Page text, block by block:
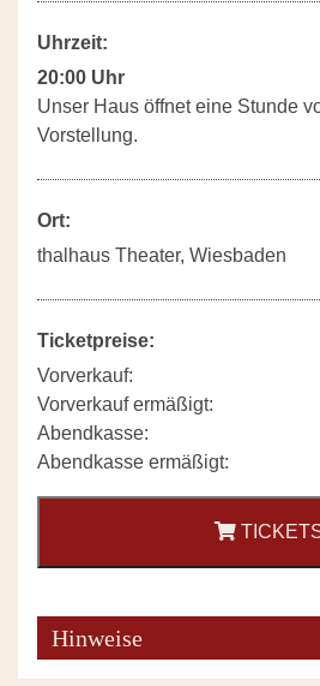
Uhrzeit:
20:00 Uhr
Unser Haus öffnet eine Stunde
Vorstellung.
Ort:
thalhaus Theater, Wiesbaden
Ticketpreise:
Vorverkauf:
Vorverkauf ermäßigt:
Abendkasse:
Abendkasse ermäßigt:
Hinweise